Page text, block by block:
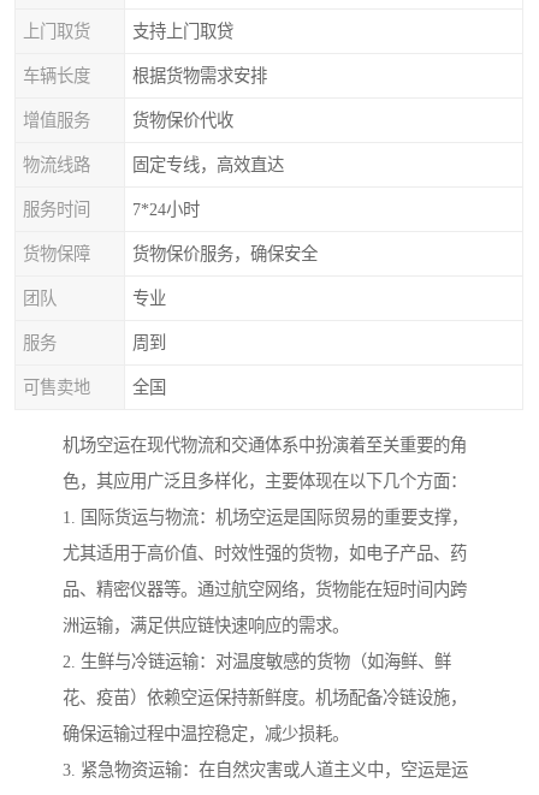
上门取货 支持上门取贷
车辆长度 根据货物需求安排
增值服务 货物保价代收
物流线路 固定专线，高效直达
服务时间 7*24小时
货物保障 货物保价服务，确保安全
团队 专业
服务 周到
可售卖地 全国
机场空运在现代物流和交通体系中扮演着至关重要的角
色，其应用广泛且多样化，主要体现在以下几个方面：
1. 国际货运与物流：机场空运是国际贸易的重要支撑，
尤其适用于高价值、时效性强的货物，如电子产品、药
品、精密仪器等。通过航空网络，货物能在短时间内跨
洲运输，满足供应链快速响应的需求。
2. 生鲜与冷链运输：对温度敏感的货物（如海鲜、鲜
花、疫苗）依赖空运保持新鲜度。机场配备冷链设施，
确保运输过程中温控稳定，减少损耗。
3. 紧急物资运输：在自然灾害或人道主义中，空运是运